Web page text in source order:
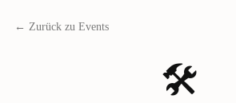
← Zurück zu Events
🛠️